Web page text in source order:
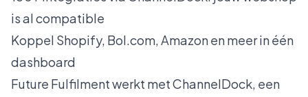
is al compatible
Koppel Shopify, Bol.com, Amazon en meer in één
dashboard
Future Fulfilment werkt met ChannelDock, een